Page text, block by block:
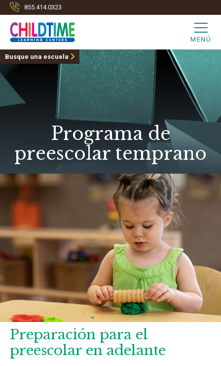
855.414.0323
MENÚ
Busque una escuela
Programa de
preescolar temprano
Preparación para el
preescolar en adelante